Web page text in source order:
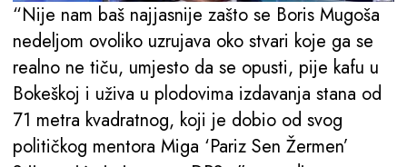
“Nije nam baš najjasnije zašto se Boris Mugoša
nedeljom ovoliko uzrujava oko stvari koje ga se
realno ne tiču, umjesto da se opusti, pije kafu u
Bokeškoj i uživa u plodovima izdavanja stana od
71 metra kvadratnog, koji je dobio od svog
političkog mentora Miga ‘Pariz Sen Žermen’